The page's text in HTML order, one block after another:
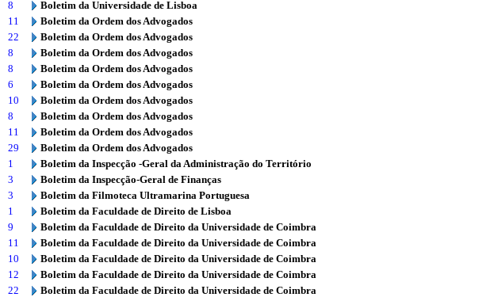
8
Boletim da Universidade de Lisboa
11
Boletim da Ordem dos Advogados
22
Boletim da Ordem dos Advogados
8
Boletim da Ordem dos Advogados
8
Boletim da Ordem dos Advogados
6
Boletim da Ordem dos Advogados
10
Boletim da Ordem dos Advogados
8
Boletim da Ordem dos Advogados
11
Boletim da Ordem dos Advogados
29
Boletim da Ordem dos Advogados
1
Boletim da Inspecção -Geral da Administração do Território
3
Boletim da Inspecção-Geral de Finanças
3
Boletim da Filmoteca Ultramarina Portuguesa
1
Boletim da Faculdade de Direito de Lisboa
9
Boletim da Faculdade de Direito da Universidade de Coimbra
11
Boletim da Faculdade de Direito da Universidade de Coimbra
10
Boletim da Faculdade de Direito da Universidade de Coimbra
12
Boletim da Faculdade de Direito da Universidade de Coimbra
22
Boletim da Faculdade de Direito da Universidade de Coimbra